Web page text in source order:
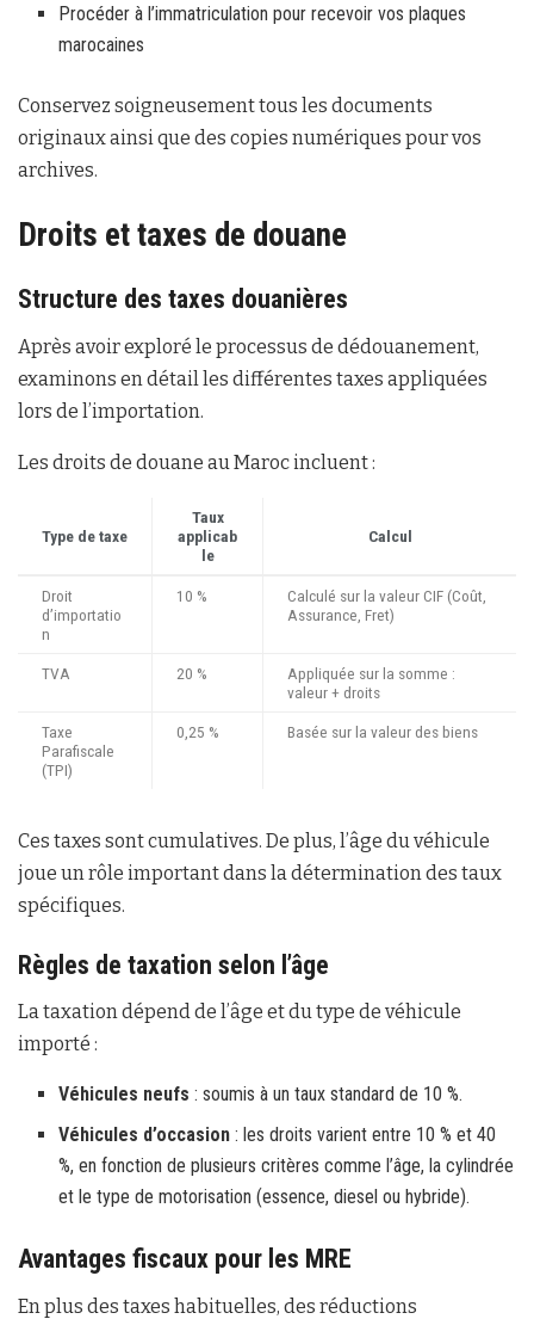
Procéder à l’immatriculation pour recevoir vos plaques
marocaines
Conservez soigneusement tous les documents
originaux ainsi que des copies numériques pour vos
archives.
Droits et taxes de douane
Structure des taxes douanières
Après avoir exploré le processus de dédouanement,
examinons en détail les différentes taxes appliquées
lors de l’importation.
Les droits de douane au Maroc incluent :
Type de taxe
Taux
applicab
le
Calcul
Droit
d’importatio
n
10 %
Calculé sur la valeur CIF (Coût,
Assurance, Fret)
TVA 20 %
Appliquée sur la somme :
valeur + droits
Taxe
Parafiscale
(TPI)
0,25 % Basée sur la valeur des biens
Ces taxes sont cumulatives. De plus, l’âge du véhicule
joue un rôle important dans la détermination des taux
spécifiques.
Règles de taxation selon l’âge
La taxation dépend de l’âge et du type de véhicule
importé :
Véhicules neufs : soumis à un taux standard de 10 %.
Véhicules d’occasion : les droits varient entre 10 % et 40
%, en fonction de plusieurs critères comme l’âge, la cylindrée
et le type de motorisation (essence, diesel ou hybride).
Avantages fiscaux pour les MRE
En plus des taxes habituelles, des réductions